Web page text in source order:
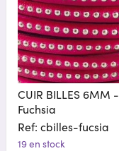
CUIR BILLES 6MM -
Fuchsia
Ref: cbilles-fucsia
19 en stock